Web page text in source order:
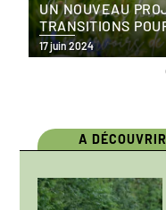
UN NOUVEAU
TRANSITIONS
17 juin 2024
A